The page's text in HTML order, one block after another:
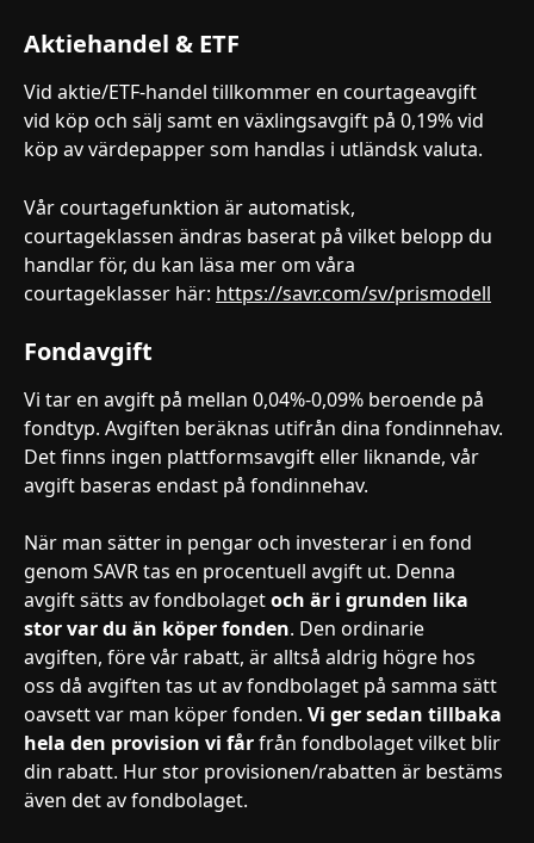
Aktiehandel & ETF
Vid aktie/ETF-handel tillkommer en courtageavgift
vid köp och sälj samt en växlingsavgift på 0,19% vid
köp av värdepapper som handlas i utländsk valuta.
Vår courtagefunktion är automatisk,
courtageklassen ändras baserat på vilket belopp du
handlar för, du kan läsa mer om våra
courtageklasser här: https://savr.com/sv/prismodell
Fondavgift
Vi tar en avgift på mellan 0,04%-0,09% beroende på
fondtyp. Avgiften beräknas utifrån dina fondinnehav.
Det finns ingen plattformsavgift eller liknande, vår
avgift baseras endast på fondinnehav.
När man sätter in pengar och investerar i en fond
genom SAVR tas en procentuell avgift ut. Denna
avgift sätts av fondbolaget och är i grunden lika
stor var du än köper fonden. Den ordinarie
avgiften, före vår rabatt, är alltså aldrig högre hos
oss då avgiften tas ut av fondbolaget på samma sätt
oavsett var man köper fonden. Vi ger sedan tillbaka
hela den provision vi får från fondbolaget vilket blir
din rabatt. Hur stor provisionen/rabatten är bestäms
även det av fondbolaget.